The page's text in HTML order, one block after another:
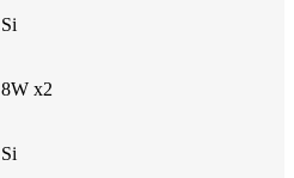
Si
8W x2
Si